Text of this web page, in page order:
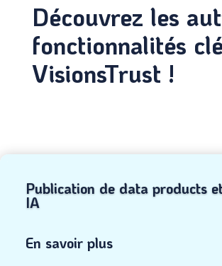
Découvrez les
fonctionnalités
VisionsTrust !
Publication de data products
IA
En savoir plus